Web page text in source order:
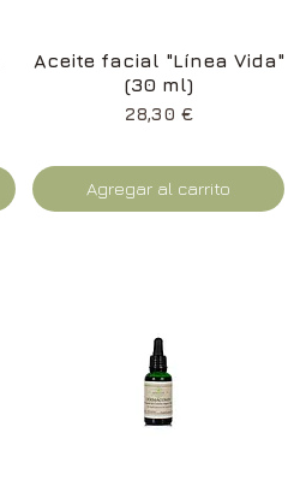
Vista rápida
Aceite facial "Línea Vida"
(30 ml)
Precio
28,30 €
Agregar al carrito